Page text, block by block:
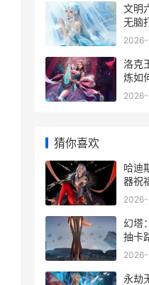
文明
无脑
洛克
炼如
隐领
猜你喜欢
哈迪
器祝
幻塔
抽卡
永劫